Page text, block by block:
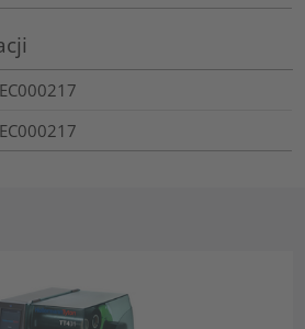
EC000217
EC000217